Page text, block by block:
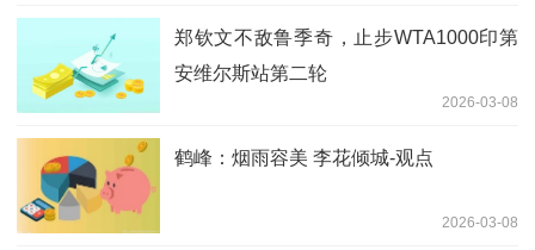
郑钦文不敌鲁季奇，止步WTA1000印第
安维尔斯站第二轮
2026-03-08
鹤峰：烟雨容美 李花倾城-观点
2026-03-08